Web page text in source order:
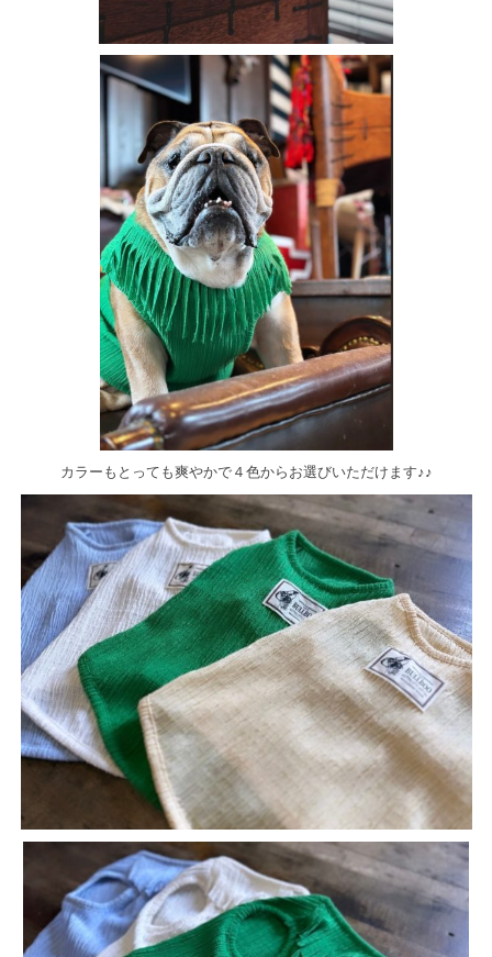
カラーもとっても爽やかで４色からお選びいただけます♪♪